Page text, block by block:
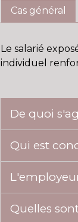
Cas général
Le salarié
individuel
De quoi
Qui est
Quelles